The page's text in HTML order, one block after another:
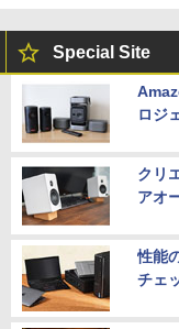
Special Site
ロジ
クリ
アオ
性能
チェ